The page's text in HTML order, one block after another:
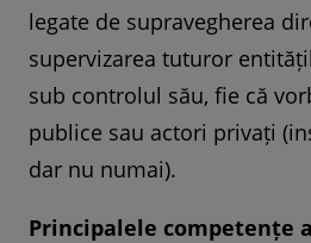
legate de supravegherea
supervizarea tuturor
sub controlul său, fie că
publice sau actori privați
dar nu numai).
Principalele competențe